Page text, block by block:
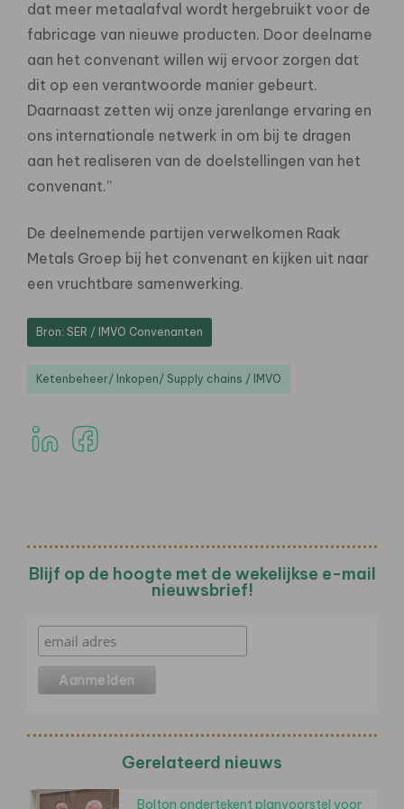
dat meer metaalafval wordt hergebruikt voor de
fabricage van nieuwe producten. Door deelname
aan het convenant willen wij ervoor zorgen dat
dit op een verantwoorde manier gebeurt.
Daarnaast zetten wij onze jarenlange ervaring en
ons internationale netwerk in om bij te dragen
aan het realiseren van de doelstellingen van het
convenant.”
De deelnemende partijen verwelkomen Raak
Metals Groep bij het convenant en kijken uit naar
een vruchtbare samenwerking.
Bron: SER / IMVO Convenanten
Ketenbeheer/ Inkopen/ Supply chains / IMVO
Blijf op de hoogte met de wekelijkse e-mail
nieuwsbrief!
Gerelateerd nieuws
Bolton ondertekent planvoorstel voor